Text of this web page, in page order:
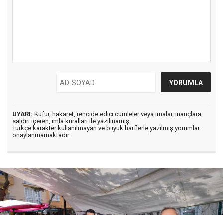
UYARI: Küfür, hakaret, rencide edici cümleler veya imalar, inançlara
saldırı içeren, imla kuralları ile yazılmamış,
Türkçe karakter kullanılmayan ve büyük harflerle yazılmış yorumlar
onaylanmamaktadır.